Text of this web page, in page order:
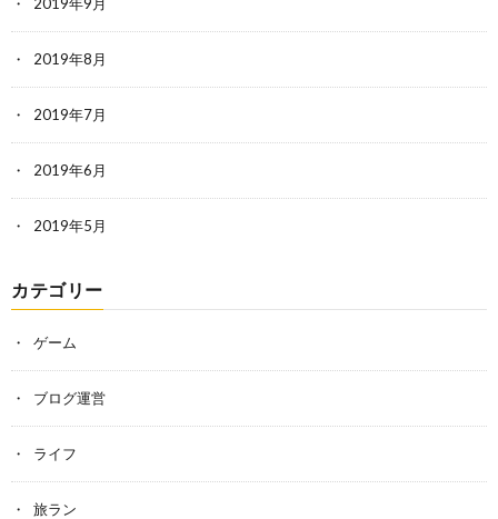
2019年8月
2019年7月
2019年6月
2019年5月
カテゴリー
ゲーム
ブログ運営
ライフ
旅ラン